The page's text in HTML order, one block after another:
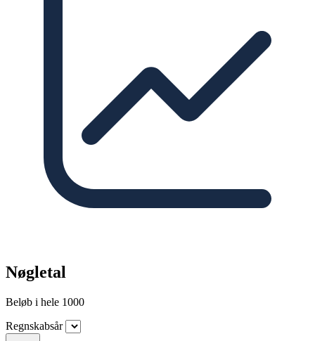
Nøgletal
Beløb i hele 1000
Regnskabsår